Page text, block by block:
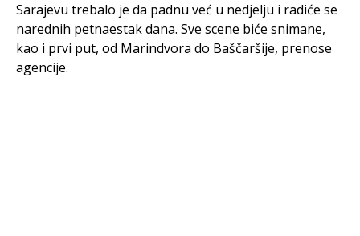
Sarajevu trebalo je da padnu već u nedjelju i radiće se
narednih petnaestak dana. Sve scene biće snimane,
kao i prvi put, od Marindvora do Baščaršije, prenose
agencije.